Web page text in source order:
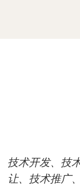
技术开发、技
让、技术推广